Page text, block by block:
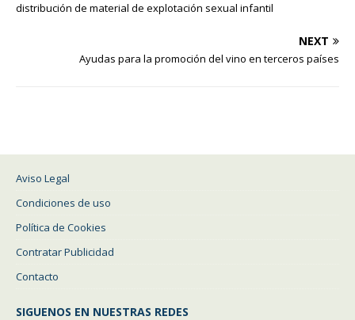
distribución de material de explotación sexual infantil
NEXT
Ayudas para la promoción del vino en terceros países
Aviso Legal
Condiciones de uso
Política de Cookies
Contratar Publicidad
Contacto
SIGUENOS EN NUESTRAS REDES